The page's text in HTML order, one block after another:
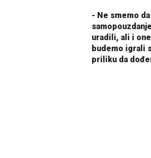
- Ne smemo
uradili, ali i
budemo igrali
priliku da